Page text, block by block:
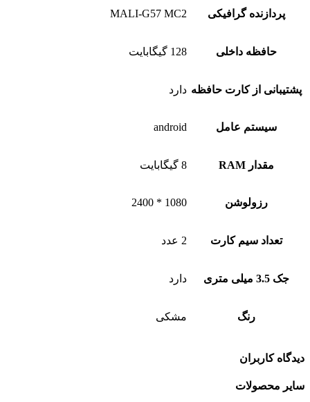
پردازنده گرافیکی MALI-G57 MC2
حافظه داخلی 128 گیگابایت
پشتیبانی از کارت حافظه دارد
سیستم عامل android
مقدار RAM 8 گیگابایت
رزولوشن 1080 * 2400
تعداد سیم کارت 2 عدد
جک 3.5 میلی متری دارد
رنگ مشکی
دیدگاه کاربران
سایر محصولات